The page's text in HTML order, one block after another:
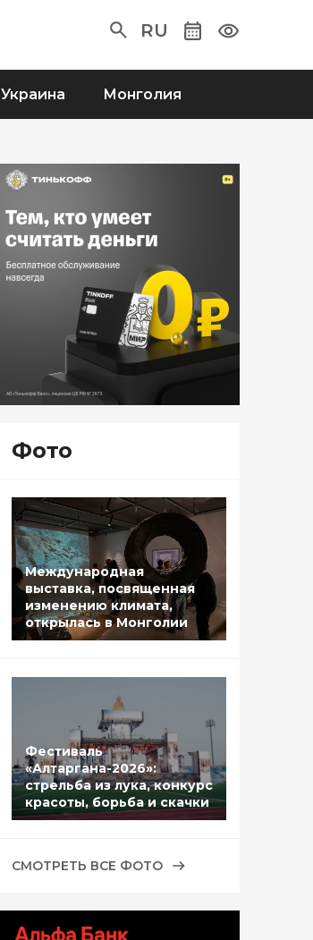
RU
Украина Монголия
Фото
Международная
выставка, посвященная
изменению климата,
открылась в Монголии
Фестиваль
«Алтаргана-2026»:
стрельба из лука, конкурс
красоты, борьба и скачки
СМОТРЕТЬ ВСЕ ФОТО